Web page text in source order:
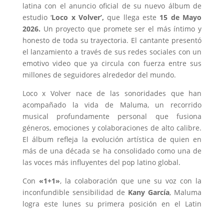
latina con el anuncio oficial de su nuevo álbum de
estudio ‘Loco x Volver’,que llega este 15 de Mayo
2026. Un proyecto que promete ser el más íntimo y
honesto de toda su trayectoria. El cantante presentó
el lanzamiento a través de sus redes sociales con un
emotivo video que ya circula con fuerza entre sus
millones de seguidores alrededor del mundo.
Loco x Volver nace de las sonoridades que han
acompañado la vida de Maluma, un recorrido
musical profundamente personal que fusiona
géneros, emociones y colaboraciones de alto calibre.
El álbum refleja la evolución artística de quien en
más de una década se ha consolidado como una de
las voces más influyentes del pop latino global.
Con «1+1», la colaboración que une su voz con la
inconfundible sensibilidad de Kany García, Maluma
logra este lunes su primera posición en el Latin